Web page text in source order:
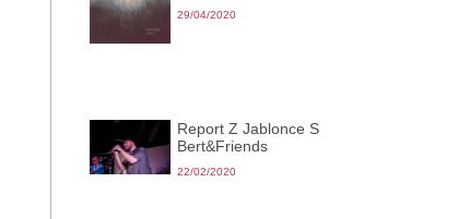
29/04/2020
Report Z Jablonce S
Bert&Friends
22/02/2020